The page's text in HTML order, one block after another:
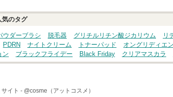
気のタグ
ウダーブラシ 脱毛器 グリチルリチン酸ジカリウム リ
PDRN ナイトクリーム トナーパッド オングリディエ
ン ブラックフライデー Black Friday クリアマスカラ
イト - @cosme（アットコスメ）